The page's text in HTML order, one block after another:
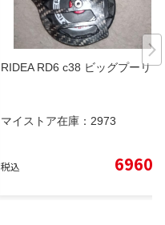
RIDEA RD6 c38 ビッグプーリー
マイストア在庫： 2973
税込 6960